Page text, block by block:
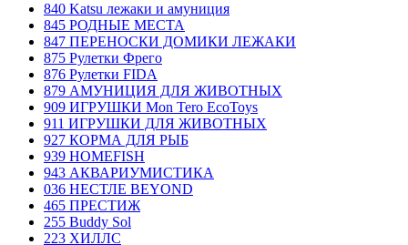
840 Katsu лежаки и амуниция
845 РОДНЫЕ МЕСТА
847 ПЕРЕНОСКИ ДОМИКИ ЛЕЖАКИ
875 Рулетки Фрего
876 Рулетки FIDA
879 АМУНИЦИЯ ДЛЯ ЖИВОТНЫХ
909 ИГРУШКИ Mon Tero EcoToys
911 ИГРУШКИ ДЛЯ ЖИВОТНЫХ
927 КОРМА ДЛЯ РЫБ
939 HOMEFISH
943 АКВАРИУМИСТИКА
036 НЕСТЛЕ BEYOND
465 ПРЕСТИЖ
255 Buddy Sol
223 ХИЛЛC